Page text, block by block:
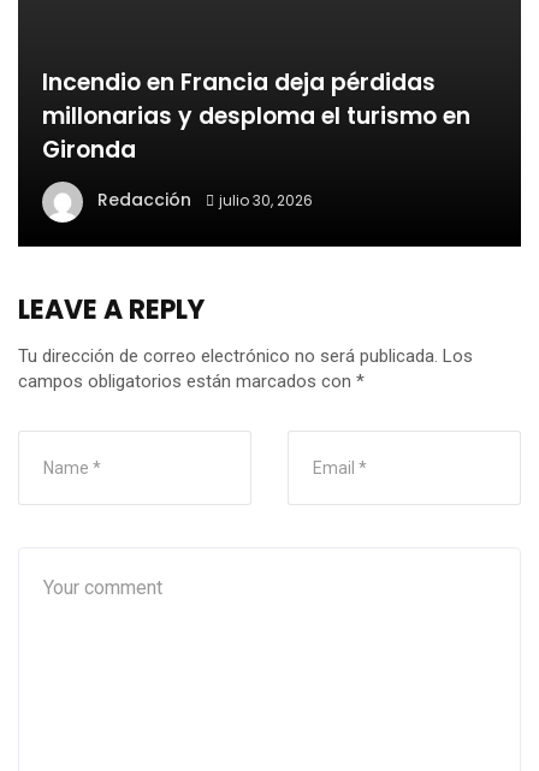
Incendio en Francia deja pérdidas
millonarias y desploma el turismo en
Gironda
Redacción julio 30, 2026
LEAVE A REPLY
Tu dirección de correo electrónico no será publicada. Los
campos obligatorios están marcados con *